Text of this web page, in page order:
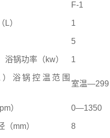
F-1
L） 1
5
浴锅功率（kw） 1
浴锅控温范围
室温—299
） 0—1350
（mm） 8